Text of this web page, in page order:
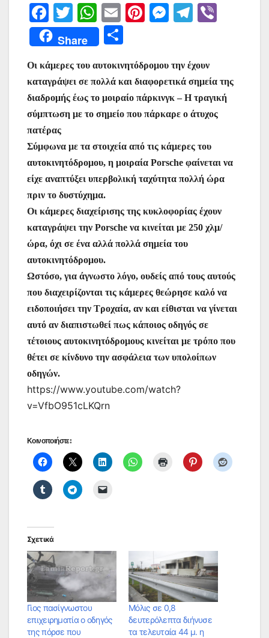
F
a
c
e
b
o
o
k
T
w
itt
er
W
h
at
s
A
p
E
m
ai
l
Pi
e
st
M
s
e
n
er
T
gr
a
m
Share
ρ
α
σ
ίτ
ε
Oι κάμερες του αυτοκινητόδρομου την έχουν
καταγράψει σε πολλά και διαφορετικά σημεία της
διαδρομής έως το μοιραίο πάρκινγκ – Η τραγική
σύμπτωση με το σημείο που πάρκαρε ο άτυχος
πατέρας
Σύμφωνα με τα στοιχεία από τις κάμερες του
αυτοκινητόδρομου, η μοιραία Porsche φαίνεται να
είχε αναπτύξει υπερβολική ταχύτητα πολλή ώρα
πριν το δυστύχημα.
Οι κάμερες διαχείρισης της κυκλοφορίας έχουν
καταγράψει την Porsche να κινείται με 250 χλμ/
ώρα, όχι σε ένα αλλά πολλά σημεία του
αυτοκινητόδρομου.
Ωστόσο, για άγνωστο λόγο, ουδείς από τους αυτούς
που διαχειρίζονται τις κάμερες θεώρησε καλό να
ειδοποιήσει την Τροχαία, αν και είθισται να γίνεται
αυτό αν διαπιστωθεί πως κάποιος οδηγός σε
τέτοιους αυτοκινητόδρομους κινείται με τρόπο που
θέτει σε κίνδυνο την ασφάλεια των υπολοίπων
οδηγών.
https://www.youtube.com/watch?
v=VfbO951cLKQrn
Κοινοποιήστε:
Σχετικά
Γιος πασίγνωστου
επιχειρηματία ο οδηγός
της πόρσε που
Μόλις σε 0,8
δευτερόλεπτα διήνυσε
τα τελευταία 44 μ. η